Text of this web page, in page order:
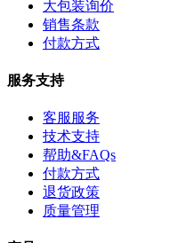
大包装询价
销售条款
付款方式
服务支持
客服服务
技术支持
帮助&FAQs
付款方式
退货政策
质量管理